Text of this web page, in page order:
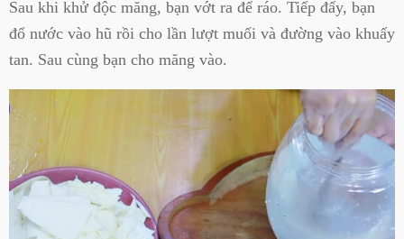
Sau khi khử độc măng, bạn vớt ra để ráo. Tiếp đấy, bạn
đổ nước vào hũ rồi cho lần lượt muối và đường vào khuấy
tan. Sau cùng bạn cho măng vào.